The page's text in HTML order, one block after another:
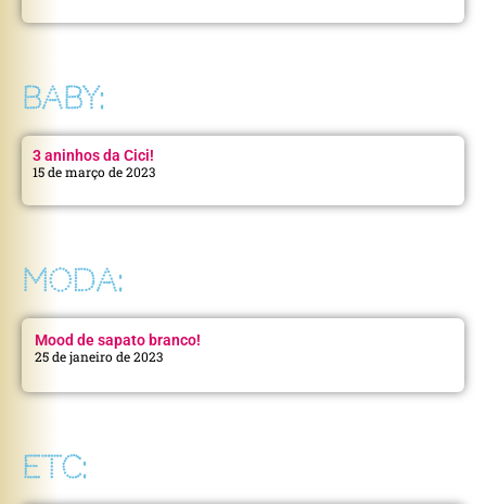
BABY:
3 aninhos da Cici!
15 de março de 2023
MODA:
Mood de sapato branco!
25 de janeiro de 2023
ETC: